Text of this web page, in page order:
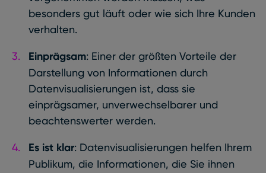
besonders gut läuft oder wie sich Ihre Kunden
verhalten.
Einprägsam: Einer der größten Vorteile der
Darstellung von Informationen durch
Datenvisualisierungen ist, dass sie
einprägsamer, unverwechselbarer und
beachtenswerter werden.
Es ist klar: Datenvisualisierungen helfen Ihrem
Publikum, die Informationen, die Sie ihnen